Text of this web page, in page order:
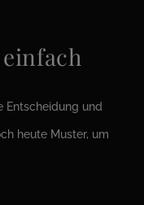
einfach
Entscheidung und
heute Muster, um